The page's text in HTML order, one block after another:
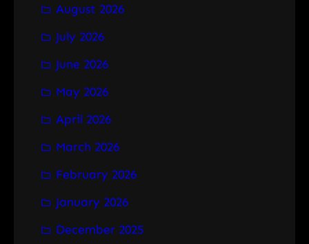
c
h
August 2026
July 2026
June 2026
May 2026
April 2026
March 2026
February 2026
January 2026
December 2025